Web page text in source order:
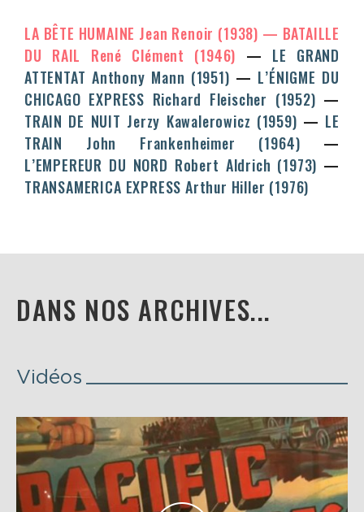
LA BÊTE HUMAINE Jean Renoir (1938)
BATAILLE
DU RAIL René Clément (1946)
LE GRAND
ATTENTAT Anthony Mann (1951)
L’ÉNIGME DU
CHICAGO EXPRESS Richard Fleischer (1952)
TRAIN DE NUIT Jerzy Kawalerowicz (1959)
LE
TRAIN John Frankenheimer (1964)
L’EMPEREUR DU NORD Robert Aldrich (1973)
TRANSAMERICA EXPRESS Arthur Hiller (1976)
DANS NOS ARCHIVES...
Vidéos